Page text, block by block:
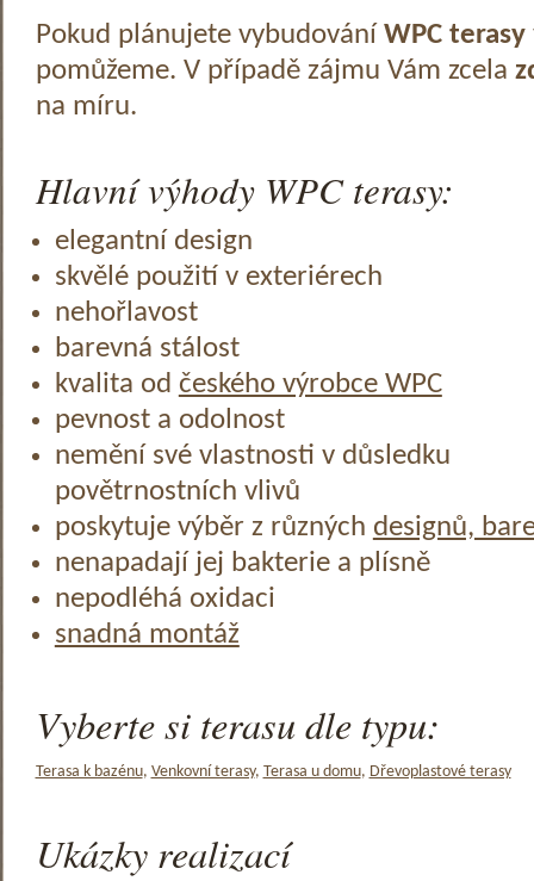
Pokud plánujete vybudování WPC terasy
pomůžeme. V případě zájmu Vám zcela
na míru.
Hlavní výhody WPC terasy:
elegantní design
skvělé použití v exteriérech
nehořlavost
barevná stálost
kvalita od českého výrobce WPC
pevnost a odolnost
nemění své vlastnosti v důsledku
povětrnostních vlivů
poskytuje výběr z různých designů,
nenapadají jej bakterie a plísně
nepodléhá oxidaci
snadná montáž
Vyberte si terasu dle typu:
Terasa k bazénu, Venkovní terasy, Terasa u domu, Dřevoplastové terasy
Ukázky realizací